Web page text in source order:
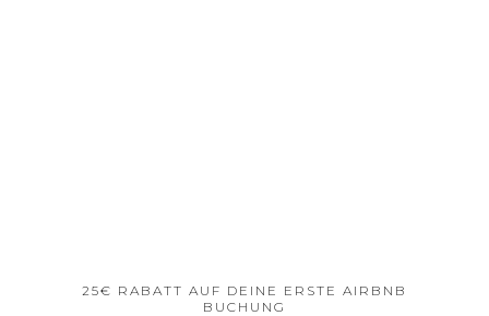
25€ RABATT AUF DEINE ERSTE AIRBNB
BUCHUNG